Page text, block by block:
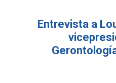
Entrevista a